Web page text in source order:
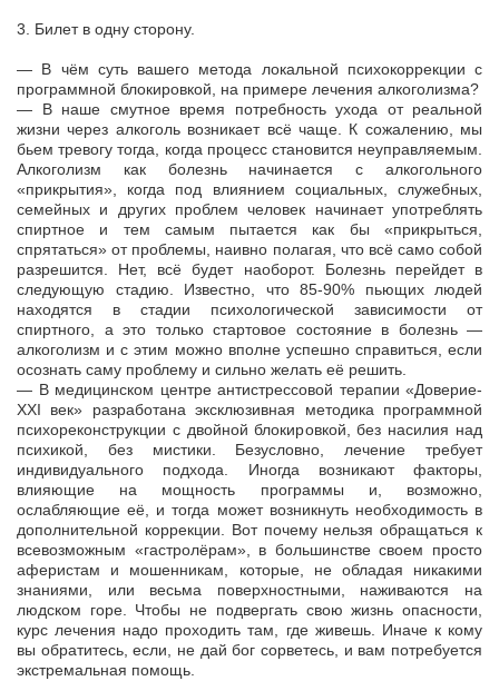
3. Билет в одну сторону.
— В чём суть вашего метода локальной психокоррекции с
программной блокировкой, на примере лечения алкоголизма?
— В наше смутное время потребность ухода от реальной
жизни через алкоголь возникает всё чаще. К сожалению, мы
бьем тревогу тогда, когда процесс становится неуправляемым.
Алкоголизм как болезнь начинается с алкогольного
«прикрытия», когда под влиянием социальных, служебных,
семейных и других проблем человек начинает употреблять
спиртное и тем самым пытается как бы «прикрыться,
спрятаться» от проблемы, наивно полагая, что всё само собой
разрешится. Нет, всё будет наоборот. Болезнь перейдет в
следующую стадию. Известно, что 85-90% пьющих людей
находятся в стадии психологической зависимости от
спиртного, а это только стартовое состояние в болезнь —
алкоголизм и с этим можно вполне успешно справиться, если
осознать саму проблему и сильно желать её решить.
— В медицинском центре антистрессовой терапии «Доверие-
XXI век» разработана эксклюзивная методика программной
психореконструкции с двойной блокировкой, без насилия над
психикой, без мистики. Безусловно, лечение требует
индивидуального подхода. Иногда возникают факторы,
влияющие на мощность программы и, возможно,
ослабляющие её, и тогда может возникнуть необходимость в
дополнительной коррекции. Вот почему нельзя обращаться к
всевозможным «гастролёрам», в большинстве своем просто
аферистам и мошенникам, которые, не обладая никакими
знаниями, или весьма поверхностными, наживаются на
людском горе. Чтобы не подвергать свою жизнь опасности,
курс лечения надо проходить там, где живешь. Иначе к кому
вы обратитесь, если, не дай бог сорветесь, и вам потребуется
экстремальная помощь.